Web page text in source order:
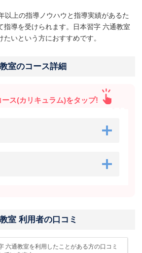
以上の指導ノウハウと指導実績があるた
指導を受けられます。日本習字 六通教室
いという方におすすめです。
室のコース詳細
ス(カリキュラム)をタップ!
室 利用者の口コミ
六通教室を利用したことがある方の口コミ